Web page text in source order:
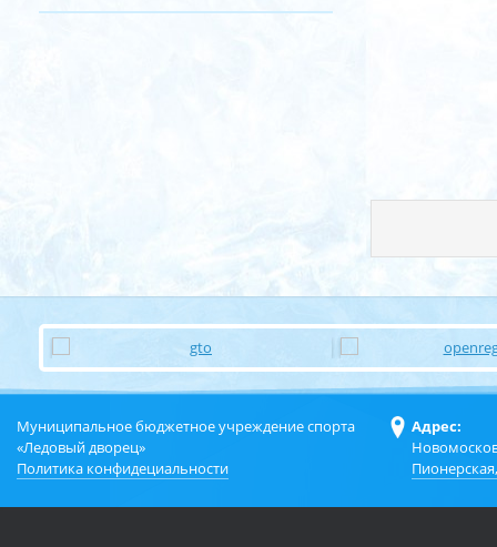
Муниципальное бюджетное учреждение спорта
«Ледовый дворец»
Политика конфидециальности
Адрес: